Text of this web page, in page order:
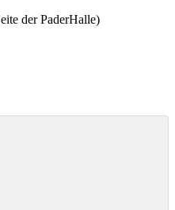
der PaderHalle)